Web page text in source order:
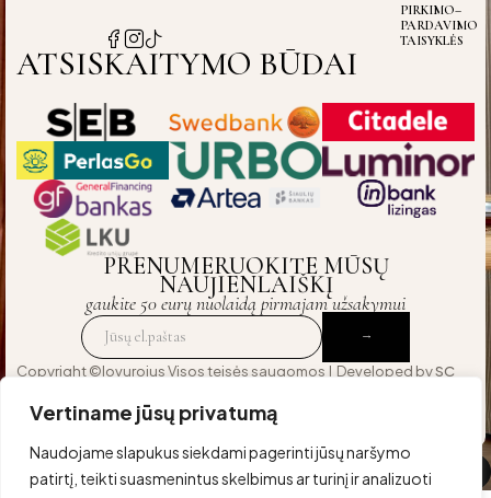
Vertiname jūsų privatumą
Naudojame slapukus siekdami pagerinti jūsų naršymo
patirtį, teikti suasmenintus skelbimus ar turinį ir analizuoti
PIRKIMO–
PARDAVIMO
TAISYKLĖS
ATSISKAITYMO BŪDAI
PRENUMERUOKITE MŪSŲ
NAUJIENLAIŠKĮ
gaukite 50 eurų nuolaidą pirmajam užsakymui
Copyright ©lovurojus Visos teisės saugomos | Developed bySC
Palyginti (0)